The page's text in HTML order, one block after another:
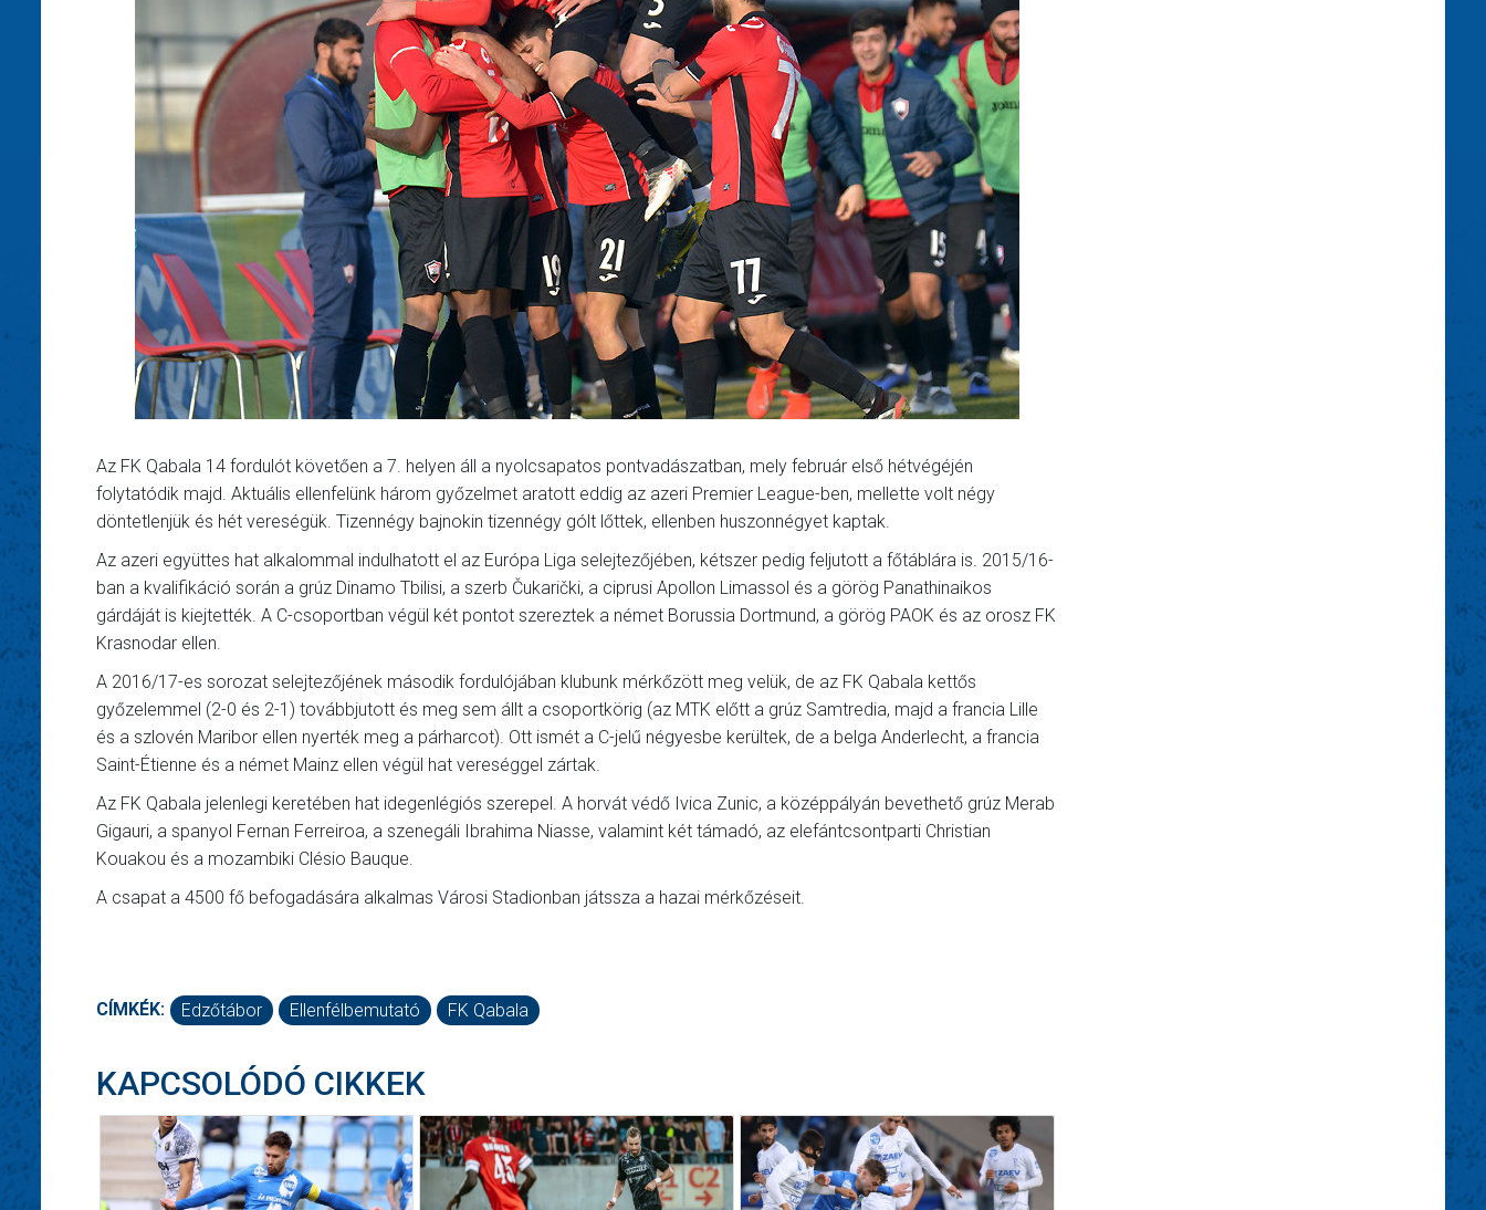
Az FK Qabala 14 fordulót követően a 7. helyen áll a nyolcsapatos pontvadászatban, mely február első hétvégéjén
folytatódik majd. Aktuális ellenfelünk három győzelmet aratott eddig az azeri Premier League-ben, mellette volt négy
döntetlenjük és hét vereségük. Tizennégy bajnokin tizennégy gólt lőttek, ellenben huszonnégyet kaptak.
Az azeri együttes hat alkalommal indulhatott el az Európa Liga selejtezőjében, kétszer pedig feljutott a főtáblára is. 2015/16-
ban a kvalifikáció során a grúz Dinamo Tbilisi, a szerb Čukarički, a ciprusi Apollon Limassol és a görög Panathinaikos
gárdáját is kiejtették. A C-csoportban végül két pontot szereztek a német Borussia Dortmund, a görög PAOK és az orosz FK
Krasnodar ellen.
A 2016/17-es sorozat selejtezőjének második fordulójában klubunk mérkőzött meg velük, de az FK Qabala kettős
győzelemmel (2-0 és 2-1) továbbjutott és meg sem állt a csoportkörig (az MTK előtt a grúz Samtredia, majd a francia Lille
és a szlovén Maribor ellen nyerték meg a párharcot). Ott ismét a C-jelű négyesbe kerültek, de a belga Anderlecht, a francia
Saint-Étienne és a német Mainz ellen végül hat vereséggel zártak.
Az FK Qabala jelenlegi keretében hat idegenlégiós szerepel. A horvát védő Ivica Zunic, a középpályán bevethető grúz Merab
Gigauri, a spanyol Fernan Ferreiroa, a szenegáli Ibrahima Niasse, valamint két támadó, az elefántcsontparti Christian
Kouakou és a mozambiki Clésio Bauque.
A csapat a 4500 fő befogadására alkalmas Városi Stadionban játssza a hazai mérkőzéseit.
CÍMKÉK: Edzőtábor Ellenfélbemutató FK Qabala
KAPCSOLÓDÓ CIKKEK